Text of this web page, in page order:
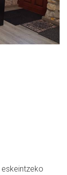
eskeintzeko